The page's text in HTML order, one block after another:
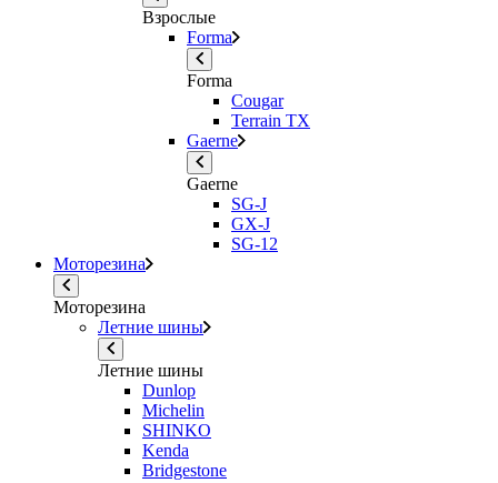
Взрослые
Forma
Forma
Cougar
Terrain TX
Gaerne
Gaerne
SG-J
GX-J
SG-12
Моторезина
Моторезина
Летние шины
Летние шины
Dunlop
Michelin
SHINKO
Kenda
Bridgestone